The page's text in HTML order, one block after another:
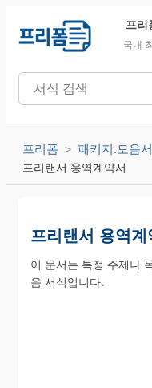
프리
국내
프리폼 패키지.모음
프리랜서 용역계약서
프리랜서 용역
이 문서는 특정 주제나
음 서식입니다.